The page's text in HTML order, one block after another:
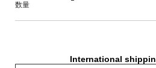
数量
International